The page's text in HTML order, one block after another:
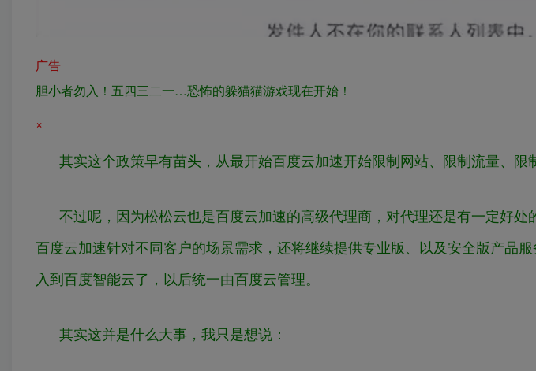
广告
胆小者勿入！五四三二一…恐怖的躲猫猫游戏现在开始！
×
其实这个政策早有苗头，从最开始百度云加速开始限制网站、限制流量、限
不过呢，因为松松云也是百度云加速的高级代理商，对代理还是有一定好处
百度云加速针对不同客户的场景需求，还将继续提供专业版、以及安全版产品
入到百度智能云了，以后统一由百度云管理。
其实这并是什么大事，我只是想说：